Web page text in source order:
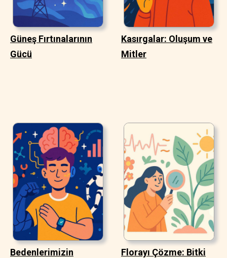
Güneş Fırtınalarının
Gücü
Kasırgalar: Oluşum ve
Mitler
Bedenlerimizin
Florayı Çözme: Bitki